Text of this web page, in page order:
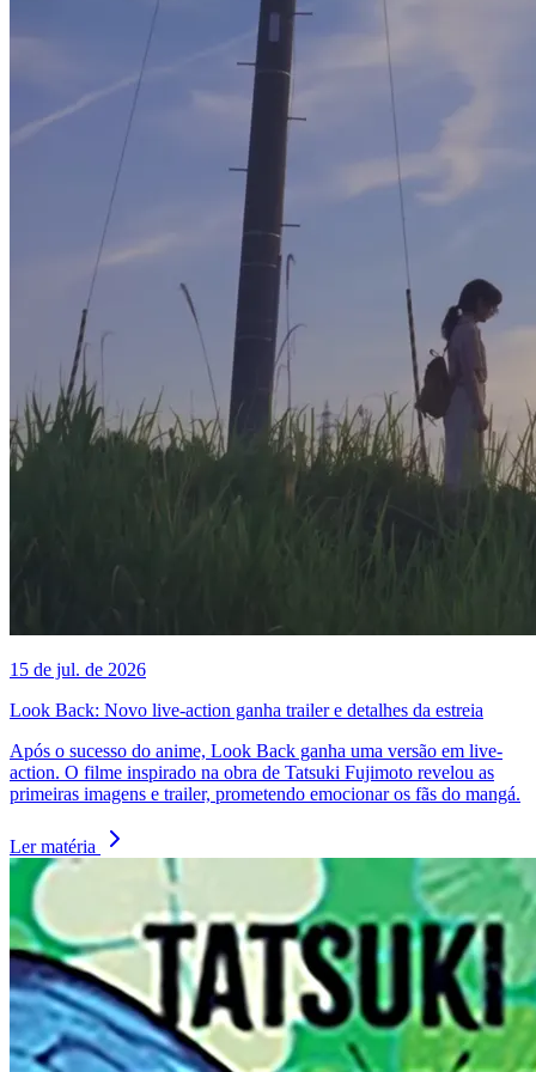
15 de jul. de 2026
Look Back: Novo live-action ganha trailer e detalhes da estreia
Após o sucesso do anime, Look Back ganha uma versão em live-
action. O filme inspirado na obra de Tatsuki Fujimoto revelou as
primeiras imagens e trailer, prometendo emocionar os fãs do mangá.
Ler matéria